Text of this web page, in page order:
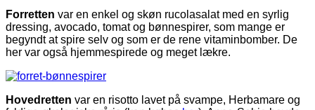
Forretten var en enkel og skøn rucolasalat med en syrlig
dressing, avocado, tomat og bønnespirer, som mange er
begyndt at spire selv og som er de rene vitaminbomber. De
her var også hjemmespirede og meget lækre.
Hovedretten var en risotto lavet på svampe, Herbamare og